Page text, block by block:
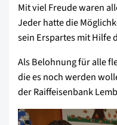
Mit viel Freude waren
Jeder hatte die
sein Erspartes mit Hilfe
Als Belohnung für alle
die es noch werden
der Raiffeisenbank